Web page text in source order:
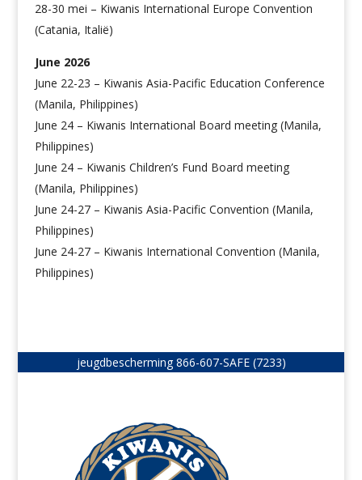
28-30 mei – Kiwanis International Europe Convention
(Catania, Italië)
June 2026
June 22-23 – Kiwanis Asia-Pacific Education Conference
(Manila, Philippines)
June 24 – Kiwanis International Board meeting (Manila,
Philippines)
June 24 – Kiwanis Children’s Fund Board meeting
(Manila, Philippines)
June 24-27 – Kiwanis Asia-Pacific Convention (Manila,
Philippines)
June 24-27 – Kiwanis International Convention (Manila,
Philippines)
jeugdbescherming 866-607-SAFE (7233)